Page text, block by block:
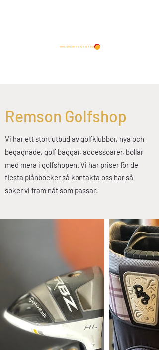
Remson Golfshop
Vi har ett stort utbud av golfklubbor, nya och
begagnade, golf baggar, accessoarer, bollar
med mera i golfshopen. Vi har priser för de
flesta plånböcker så kontakta oss här så
söker vi fram nåt som passar!